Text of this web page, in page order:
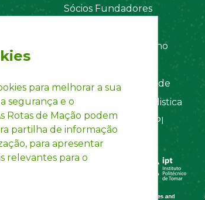
Sócios Fundadores
Regulamento Interno
Política de Privacidade
Informação Contabilistica
Marca Registada INPI
para melhorar a sua
segurança e o
Rotas de Mação podem
partilha de informação
para apresentar
relevantes para o